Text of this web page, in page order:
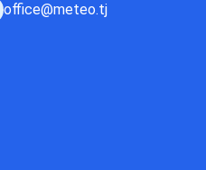
office@meteo.tj